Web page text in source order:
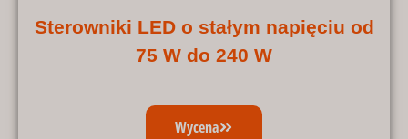
Sterowniki LED o stałym napięciu od
75 W do 240 W
Wycena